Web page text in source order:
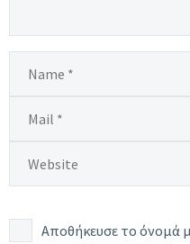
Αποθήκευσε το όνομά